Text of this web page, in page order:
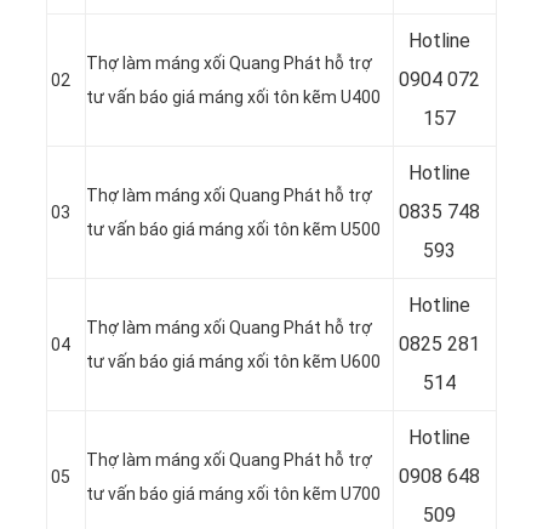
02
Thợ làm máng xối Quang Phát hỗ trợ
tư vấn báo giá máng xối tôn kẽm U400
Hotline
0904 072
157
03
Thợ làm máng xối Quang Phát hỗ trợ
tư vấn báo giá máng xối tôn kẽm U500
Hotline
0835 748
593
04
Thợ làm máng xối Quang Phát hỗ trợ
tư vấn báo giá máng xối tôn kẽm U600
Hotline
0825 281
514
05
Thợ làm máng xối Quang Phát hỗ trợ
tư vấn báo giá máng xối tôn kẽm U700
Hotline
0908 648
509